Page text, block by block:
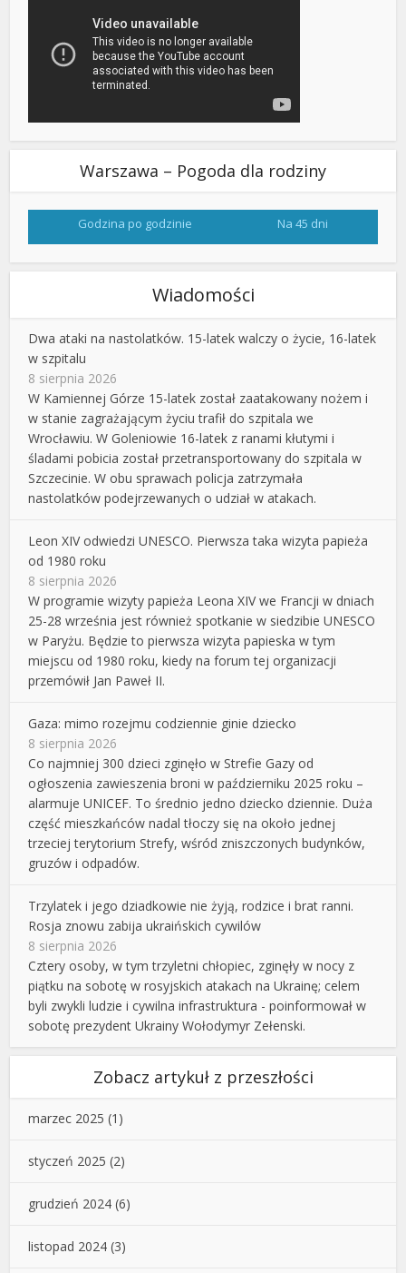
Warszawa – Pogoda dla rodziny
Godzina po godzinie Na 45 dni
Wiadomości
Dwa ataki na nastolatków. 15-latek walczy o życie, 16-latek
w szpitalu
8 sierpnia 2026
W Kamiennej Górze 15-latek został zaatakowany nożem i
w stanie zagrażającym życiu trafił do szpitala we
Wrocławiu. W Goleniowie 16-latek z ranami kłutymi i
śladami pobicia został przetransportowany do szpitala w
Szczecinie. W obu sprawach policja zatrzymała
nastolatków podejrzewanych o udział w atakach.
Leon XIV odwiedzi UNESCO. Pierwsza taka wizyta papieża
od 1980 roku
8 sierpnia 2026
W programie wizyty papieża Leona XIV we Francji w dniach
25-28 września jest również spotkanie w siedzibie UNESCO
w Paryżu. Będzie to pierwsza wizyta papieska w tym
miejscu od 1980 roku, kiedy na forum tej organizacji
przemówił Jan Paweł II.
Gaza: mimo rozejmu codziennie ginie dziecko
8 sierpnia 2026
Co najmniej 300 dzieci zginęło w Strefie Gazy od
ogłoszenia zawieszenia broni w październiku 2025 roku –
alarmuje UNICEF. To średnio jedno dziecko dziennie. Duża
część mieszkańców nadal tłoczy się na około jednej
trzeciej terytorium Strefy, wśród zniszczonych budynków,
gruzów i odpadów.
Trzylatek i jego dziadkowie nie żyją, rodzice i brat ranni.
Rosja znowu zabija ukraińskich cywilów
8 sierpnia 2026
Cztery osoby, w tym trzyletni chłopiec, zginęły w nocy z
piątku na sobotę w rosyjskich atakach na Ukrainę; celem
byli zwykli ludzie i cywilna infrastruktura - poinformował w
sobotę prezydent Ukrainy Wołodymyr Zełenski.
Zobacz artykuł z przeszłości
marzec 2025 (1)
styczeń 2025 (2)
grudzień 2024 (6)
listopad 2024 (3)